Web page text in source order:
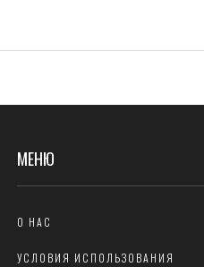
МЕНЮ
О НАС
УСЛОВИЯ ИСПОЛЬЗОВАНИЯ